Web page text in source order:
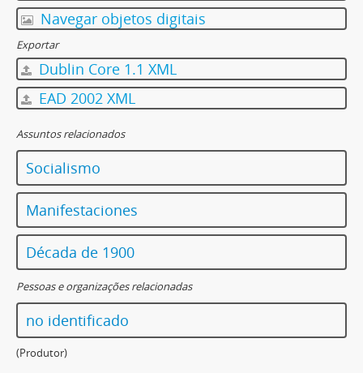
Navegar objetos digitais
Exportar
Dublin Core 1.1 XML
EAD 2002 XML
Assuntos relacionados
Socialismo
Manifestaciones
Década de 1900
Pessoas e organizações relacionadas
no identificado
(Produtor)